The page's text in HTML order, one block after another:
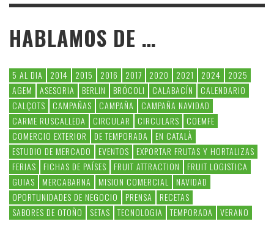
HABLAMOS DE …
5 AL DIA 2014 2015 2016 2017 2020 2021 2024
2025
AGEM
ASESORIA BERLIN BRÓCOLI CALABACÍN
CALENDARIO
CALÇOTS
CAMPAÑAS CAMPAÑA
CAMPAÑA NAVIDAD
CARME RUSCALLEDA
CIRCULAR CIRCULARS
COEMFE
COMERCIO EXTERIOR
DE TEMPORADA
EN CATALÀ
ESTUDIO DE MERCADO
EVENTOS
EXPORTAR FRUTAS Y HORTALIZAS
FERIAS
FICHAS DE PAÍSES FRUIT ATTRACTION
FRUIT LOGISTICA
GUIAS
MERCABARNA MISION COMERCIAL
NAVIDAD
OPORTUNIDADES DE NEGOCIO
PRENSA
RECETAS
SABORES DE OTOÑO
SETAS TECNOLOGIA TEMPORADA VERANO